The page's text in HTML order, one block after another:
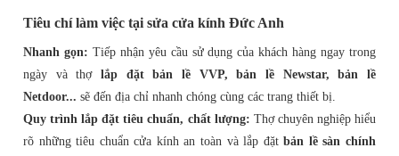
Tiêu chí làm việc tạisửa cửa kính Đức Anh
Nhanh gọn: Tiếp nhận yêu cầu sử dụng của khách hàng ngay trong
ngày và thợ lắp đặt bản lề VVP, bản lề Newstar, bản lề
Netdoor... sẽ đến địa chỉ nhanh chóng cùng các trang thiết bị.
Quy trình lắp đặt tiêu chuẩn, chất lượng: Thợ chuyên nghiệp hiểu
rõ những tiêu chuẩn cửa kính an toàn và lắp đặtbản lề sàn chính